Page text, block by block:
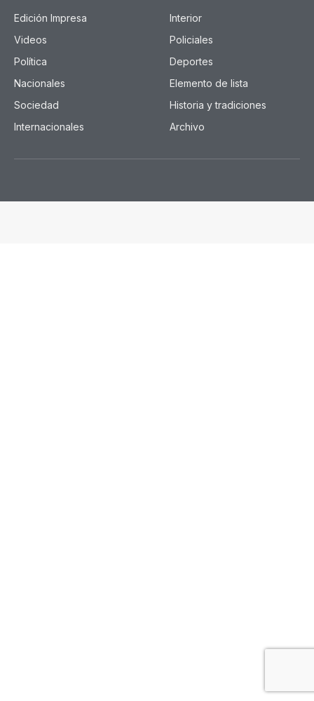
Edición Impresa
Videos
Política
Nacionales
Sociedad
Internacionales
Interior
Policiales
Deportes
Elemento de lista
Historia y tradiciones
Archivo